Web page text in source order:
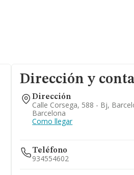
Dirección y
Dirección
Calle Corsega, 588 - Bj,
Barcelona
Como llegar
Teléfono
934554602